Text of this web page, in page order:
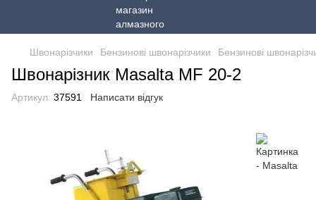
Швонарізчики Бензинові швонарізчики Бензинові
Швонарізник Masalta MF 20-2
Артикул: 37591 Написати відгук